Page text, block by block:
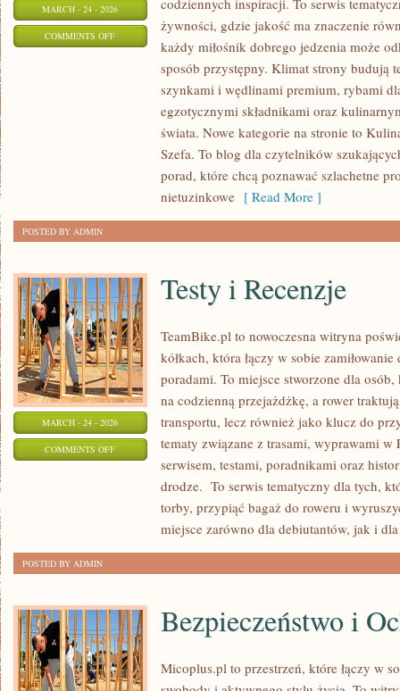
MARCH - 24 - 2026
COMMENTS OFFON
codziennych inspiracji. To serwis
żywności, gdzie jakość ma znaczenie
każdy miłośnik dobrego jedzenia może
sposób przystępny. Klimat strony budują
szynkami i wędlinami premium, rybami
egzotycznymi składnikami oraz
świata. Nowe kategorie na stronie to
Szefa. To blog dla czytelników
porad, które chcą poznawać szlachetne
nietuzinkowe [ Read More ]
POSTED BY ADMIN
MARCH - 24 - 2026
COMMENTS OFFON
Testy i Recenzje
TeamBike.pl to nowoczesna witryna
kółkach, która łączy w sobie
poradami. To miejsce stworzone dla
na codzienną przejażdżkę, a rower
transportu, lecz również jako klucz do
tematy związane z trasami, wyprawami w
serwisem, testami, poradnikami oraz
drodze. To serwis tematyczny dla tych,
torby, przypiąć bagaż do roweru i
miejsce zarówno dla debiutantów, jak i dla
POSTED BY ADMIN
Bezpieczeństwo i
Micoplus.pl to przestrzeń, które łączy w